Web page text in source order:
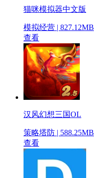
猫咪模拟器中文版
模拟经营 | 827.12MB
查看
汉风幻想三国OL
策略塔防 | 588.25MB
查看